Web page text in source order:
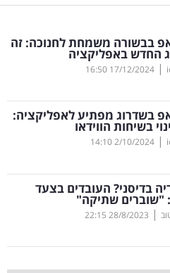
בבשורה משמחת לחנוכה: זה
החדש באפליקציה
|
17/12/2024
16:50
בשדרוג מפתיע לאפליקציה:
בשיחות הווידאו
|
2/10/2024
14:10
בדיסני? העובדים בצעד
"שוברים שתיקה"
|
28/8/2023
22:15